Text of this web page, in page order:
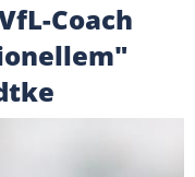
Coach